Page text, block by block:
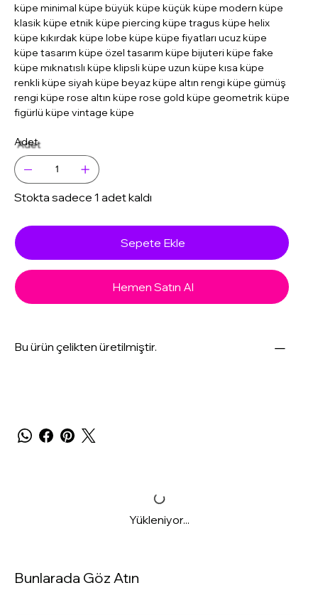
küpe minimal küpe büyük küpe küçük küpe modern küpe
klasik küpe etnik küpe piercing küpe tragus küpe helix
küpe kıkırdak küpe lobe küpe küpe fiyatları ucuz küpe
küpe tasarım küpe özel tasarım küpe bijuteri küpe fake
küpe mıknatıslı küpe klipsli küpe uzun küpe kısa küpe
renkli küpe siyah küpe beyaz küpe altın rengi küpe gümüş
rengi küpe rose altın küpe rose gold küpe geometrik küpe
figürlü küpe vintage küpe
Adet
Stokta sadece 1 adet kaldı
Sepete Ekle
Hemen Satın Al
Bu ürün çelikten üretilmiştir.
Yükleniyor...
Bunlarada Göz Atın